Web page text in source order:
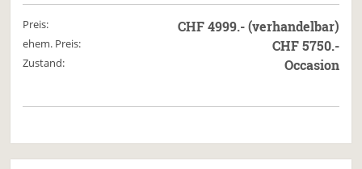
Preis: CHF 4999.- (verhandelbar)
ehem. Preis: CHF 5750.-
Zustand: Occasion